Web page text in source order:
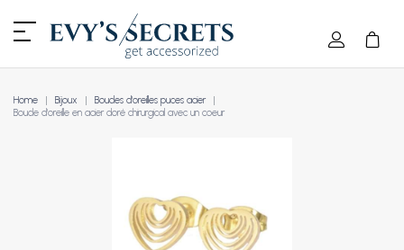
Home Bijoux
Boucles d'oreilles puces acier
Boucle d'oreille en acier doré chirurgical avec un coeur